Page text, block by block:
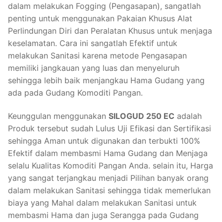
dalam melakukan Fogging (Pengasapan), sangatlah
penting untuk menggunakan Pakaian Khusus Alat
Perlindungan Diri dan Peralatan Khusus untuk menjaga
keselamatan. Cara ini sangatlah Efektif untuk
melakukan Sanitasi karena metode Pengasapan
memiliki jangkauan yang luas dan menyeluruh
sehingga lebih baik menjangkau Hama Gudang yang
ada pada Gudang Komoditi Pangan.
Keunggulan menggunakan SILOGUD 250 EC adalah
Produk tersebut sudah Lulus Uji Efikasi dan Sertifikasi
sehingga Aman untuk digunakan dan terbukti 100%
Efektif dalam membasmi Hama Gudang dan Menjaga
selalu Kualitas Komoditi Pangan Anda. selain itu, Harga
yang sangat terjangkau menjadi Pilihan banyak orang
dalam melakukan Sanitasi sehingga tidak memerlukan
biaya yang Mahal dalam melakukan Sanitasi untuk
membasmi Hama dan juga Serangga pada Gudang